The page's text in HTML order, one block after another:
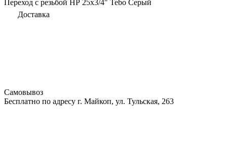
Переход с резьбой НР 25х3/4" Tebo Серый
Доставка
Самовывоз
Бесплатно по адресу г. Майкоп, ул. Тульская, 263